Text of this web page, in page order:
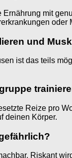
mit
oder
und
ist das teils
Reize pro
deinen Körper.
Riskant